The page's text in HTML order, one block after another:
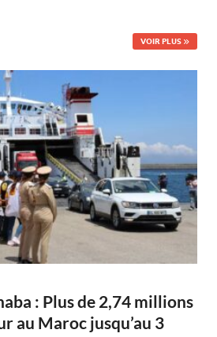
VOIR PLUS
: Plus de 2,74 millions
au Maroc jusqu’au 3